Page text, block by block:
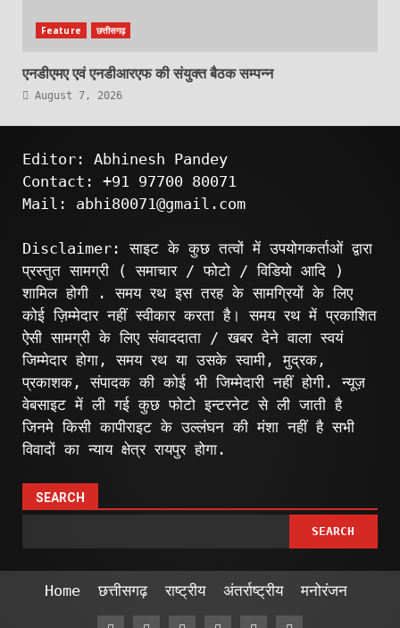
Feature छत्तीसगढ़
एनडीएमए एवं एनडीआरएफ की संयुक्त बैठक सम्पन्न
August 7, 2026
Editor: Abhinesh Pandey
Contact: +91 97700 80071
Mail: abhi80071@gmail.com
Disclaimer: साइट के कुछ तत्वों में उपयोगकर्ताओं द्वारा
प्रस्तुत सामग्री ( समाचार / फोटो / विडियो आदि )
शामिल होगी . समय रथ इस तरह के सामग्रियों के लिए
कोई ज़िम्मेदार नहीं स्वीकार करता है। समय रथ में प्रकाशित
ऐसी सामग्री के लिए संवाददाता / खबर देने वाला स्वयं
जिम्मेदार होगा, समय रथ या उसके स्वामी, मुद्रक,
प्रकाशक, संपादक की कोई भी जिम्मेदारी नहीं होगी. न्यूज़
वेबसाइट में ली गई कुछ फोटो इन्टरनेट से ली जाती है
जिनमे किसी कापीराइट के उल्लंघन की मंशा नहीं है सभी
विवादों का न्याय क्षेत्र रायपुर होगा.
SEARCH
SEARCH
Home छत्तीसगढ़ राष्ट्रीय अंतर्राष्ट्रीय मनोरंजन